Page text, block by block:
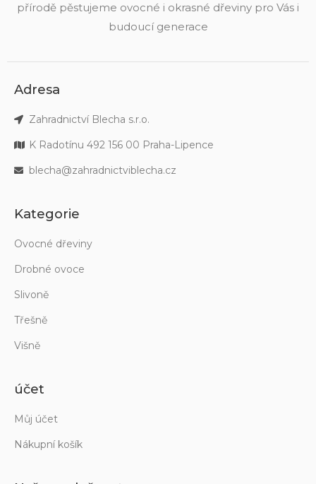
přírodě pěstujeme ovocné i okrasné dřeviny pro Vás i
budoucí generace
Adresa
Zahradnictví Blecha s.r.o.
K Radotínu 492 156 00 Praha-Lipence
blecha@zahradnictviblecha.cz
Kategorie
Ovocné dřeviny
Drobné ovoce
Slivoně
Třešně
Višně
účet
Můj účet
Nákupní košík